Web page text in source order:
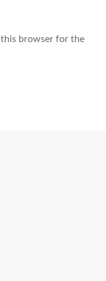
this browser for the